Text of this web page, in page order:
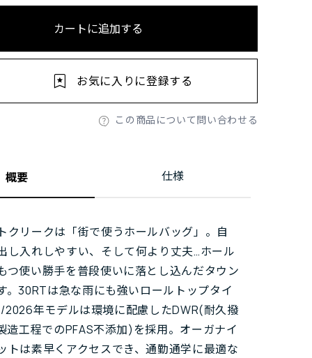
カートに追加する
この商品について問い合わせる
お気に入りに登録する
概要 仕様
クリークは「街で使うホールバッグ」。自
し入れしやすい、そして何より丈夫…ホール
つ使い勝手を普段使いに落とし込んだタウン
。30RTは急な雨にも強いロールトップタイ
年モデルは環境に配慮したDWR(耐久撥
造工程でのPFAS不添加)を採用。オーガナイ
トは素早くアクセスでき、通勤通学に最適な